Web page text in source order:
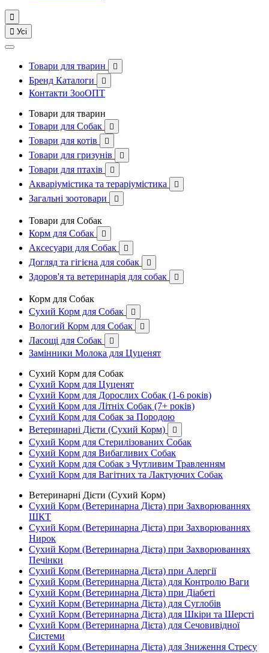

 Усі
Товари для тварин 
Бренд Каталоги 
Контакти ЗооОПТ
Товари для тварин
Товари для Собак

Товари для котів 
Товари для гризунів 
Товари для птахів 
Акваріумістика та тераріумістика 
Загальні зоотовари 
Товари для Собак
Корм для Собак

Аксесуари для Собак 
Догляд та гігієна для собак 
Здоров'я та ветеринарія для собак 
Корм для Собак
Сухий Корм для Собак

Вологий Корм для Собак 
Ласощі для Собак 
Замінники Молока для Цуценят
Сухий Корм для Собак
Сухий Корм для Цуценят
Сухий Корм для Дорослих Собак (1-6 років)
Сухий Корм для Літніх Собак (7+ років)
Сухий Корм для Собак за Породою
Ветеринарні Дієти (Сухий Корм)

Сухий Корм для Стерилізованих Собак
Сухий Корм для Вибагливих Собак
Сухий Корм для Собак з Чутливим Травленням
Сухий Корм для Вагітних та Лактуючих Собак
Ветеринарні Дієти (Сухий Корм)
Сухий Корм (Ветеринарна Дієта) при Захворюваннях
ШКТ
Сухий Корм (Ветеринарна Дієта) при Захворюваннях
Нирок
Сухий Корм (Ветеринарна Дієта) при Захворюваннях
Печінки
Сухий Корм (Ветеринарна Дієта) при Алергії
Сухий Корм (Ветеринарна Дієта) для Контролю Ваги
Сухий Корм (Ветеринарна Дієта) при Діабеті
Сухий Корм (Ветеринарна Дієта) для Суглобів
Сухий Корм (Ветеринарна Дієта) для Шкіри та Шерсті
Сухий Корм (Ветеринарна Дієта) для Сечовивідної
Системи
Сухий Корм (Ветеринарна Дієта) для Зниження Стресу